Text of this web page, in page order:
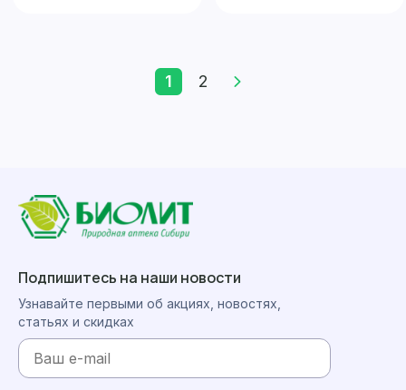
1 2
Подпишитесь на наши новости
Узнавайте первыми об акциях, новостях,
статьях и скидках